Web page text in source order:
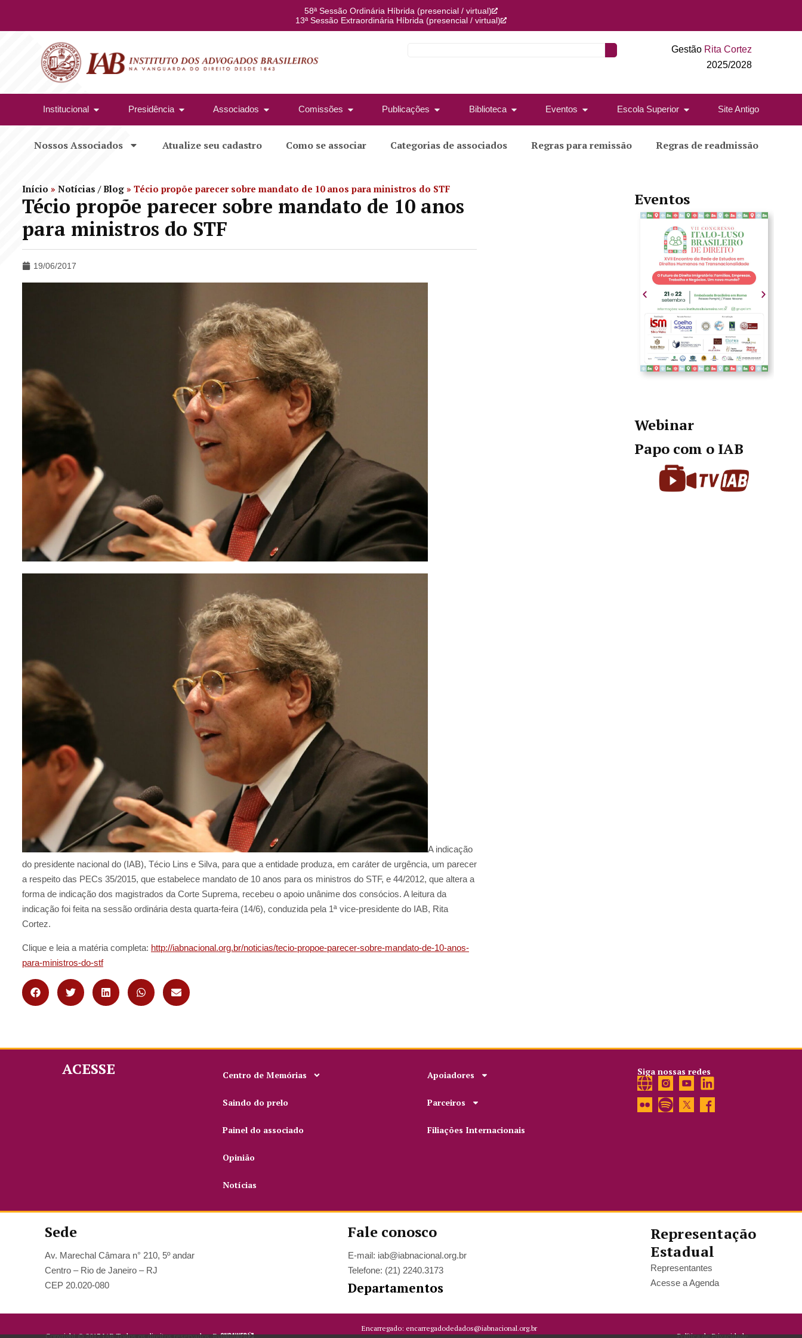
58ª Sessão Ordinária Híbrida (presencial / virtual)
13ª Sessão Extraordinária Híbrida (presencial / virtual)
Gestão Rita Cortez
2025/2028
Institucional Presidência Associados Comissões Publicações Biblioteca Eventos Escola Superior Site Antigo
Nossos Associados Atualize seu cadastro Como se associar Categorias de associados Regras para remissão Regras de readmissão
Início » Notícias / Blog » Técio propõe parecer sobre mandato de 10 anos para ministros do STF
Técio propõe parecer sobre mandato de 10 anos
para ministros do STF
19/06/2017
A indicação
do presidente nacional do (IAB), Técio Lins e Silva, para que a entidade produza, em caráter de urgência, um parecer
a respeito das PECs 35/2015, que estabelece mandato de 10 anos para os ministros do STF, e 44/2012, que altera a
forma de indicação dos magistrados da Corte Suprema, recebeu o apoio unânime dos consócios. A leitura da
indicação foi feita na sessão ordinária desta quarta-feira (14/6), conduzida pela 1ª vice-presidente do IAB, Rita
Cortez.
Clique e leia a matéria completa: http://iabnacional.org.br/noticias/tecio-propoe-parecer-sobre-mandato-de-10-anos-
para-ministros-do-stf
Eventos
Webinar
Papo com o IAB
ACESSE Centro de Memórias
Saindo do prelo
Painel do associado
Opinião
Notícias
Apoiadores
Parceiros
Filiações Internacionais
Siga nossas redes
Sede
Av. Marechal Câmara n° 210, 5º andar
Centro – Rio de Janeiro – RJ
CEP 20.020-080
Fale conosco
E-mail: iab@iabnacional.org.br
Telefone: (21) 2240.3173
Departamentos
Representação
Estadual
Representantes
Acesse a Agenda
Copyright ©2017 IAB.Todos os direitos reservados. By
Encarregado: encarregadodedados@iabnacional.org.br
Política de Privacidade